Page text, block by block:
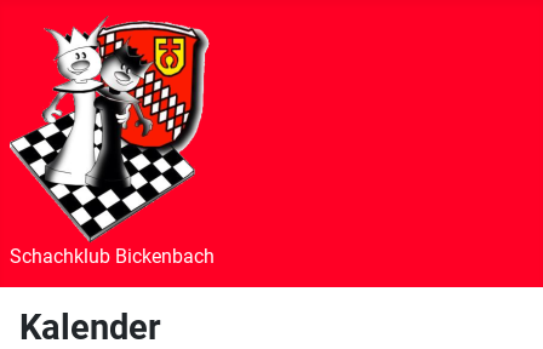
Schachklub Bickenbach
Kalender